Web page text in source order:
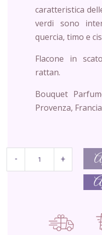
caratteristica
verdi sono
quercia, timo e
Flacone in
rattan.
Bouquet
Provenza,
- +